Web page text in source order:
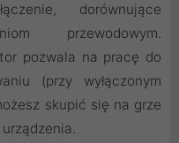
dorównujące
przewodowym.
pozwala na pracę do
(przy wyłączonym
skupić się na grze
urządzenia.